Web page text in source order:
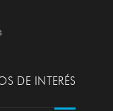
DE INTERÉS